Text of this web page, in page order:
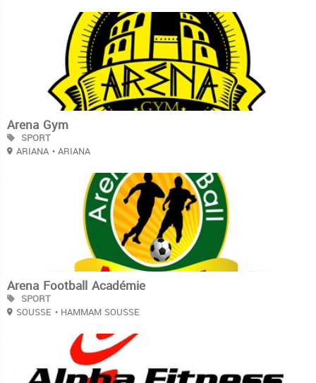
Arena Gym
SPORT
ARIANA • ARIANA
Arena Football Académie
SPORT
SOUSSE • HAMMAM SOUSSE